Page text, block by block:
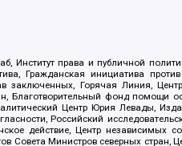
Институт права и публичной
Гражданская инициатива против
заключенных, Горячая Линия,
Благотворительный фонд помощи
Центр Юрия Левады,
Российский
действие, Центр независимых
Министров северных стран,